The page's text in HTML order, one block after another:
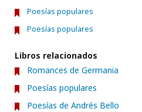
Poesías populares
Poesías populares
Libros relacionados
Romances de Germania
Poesías populares
Poesías de Andrés Bello